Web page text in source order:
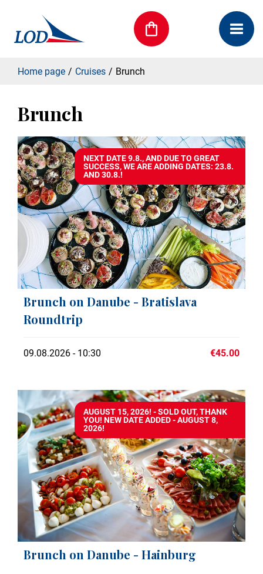
Home page Cruises Brunch
Brunch
NEXT DATE 9.8., AND DUE TO GREAT
SUCCESS, WE ARE ADDING DATES: 23.8.
AND 30.8.!
Brunch on Danube - Bratislava
Roundtrip
09.08.2026 - 10:30 €45.00
AUGUST 15, 2026! - SOLD OUT, THANK
YOU! NEW DATE ADDED - AUGUST 8,
2026!
Brunch on Danube - Hainburg